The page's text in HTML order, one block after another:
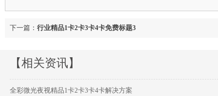
下一篇： 行业精品1卡2卡3卡4卡免费标题3
【相关资讯】
全彩微光夜视精品1卡2卡3卡4卡解决方案